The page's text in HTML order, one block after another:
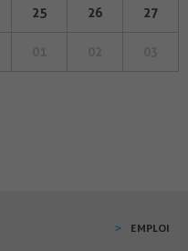
25 26 27
EMPLOI